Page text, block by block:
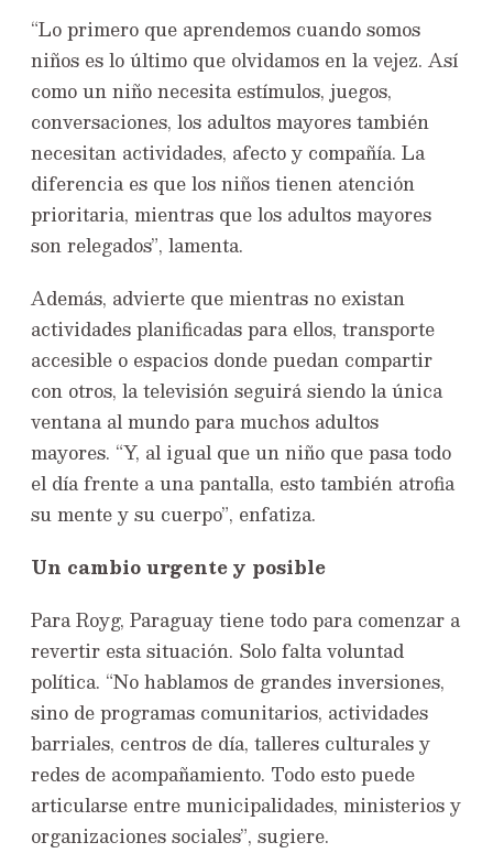
“Lo primero que aprendemos cuando somos
niños es lo último que olvidamos en la vejez. Así
como un niño necesita estímulos, juegos,
conversaciones, los adultos mayores también
necesitan actividades, afecto y compañía. La
diferencia es que los niños tienen atención
prioritaria, mientras que los adultos mayores
son relegados”, lamenta.
Además, advierte que mientras no existan
actividades planificadas para ellos, transporte
accesible o espacios donde puedan compartir
con otros, la televisión seguirá siendo la única
ventana al mundo para muchos adultos
mayores. “Y, al igual que un niño que pasa todo
el día frente a una pantalla, esto también atrofia
su mente y su cuerpo”, enfatiza.
Un cambio urgente y posible
Para Royg, Paraguay tiene todo para comenzar a
revertir esta situación. Solo falta voluntad
política. “No hablamos de grandes inversiones,
sino de programas comunitarios, actividades
barriales, centros de día, talleres culturales y
redes de acompañamiento. Todo esto puede
articularse entre municipalidades, ministerios y
organizaciones sociales”, sugiere.